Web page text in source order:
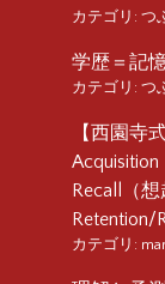
カテゴリ: つ
学歴＝記
カテゴリ: つ
【西園寺
Recall（想
Retention/
カテゴリ: